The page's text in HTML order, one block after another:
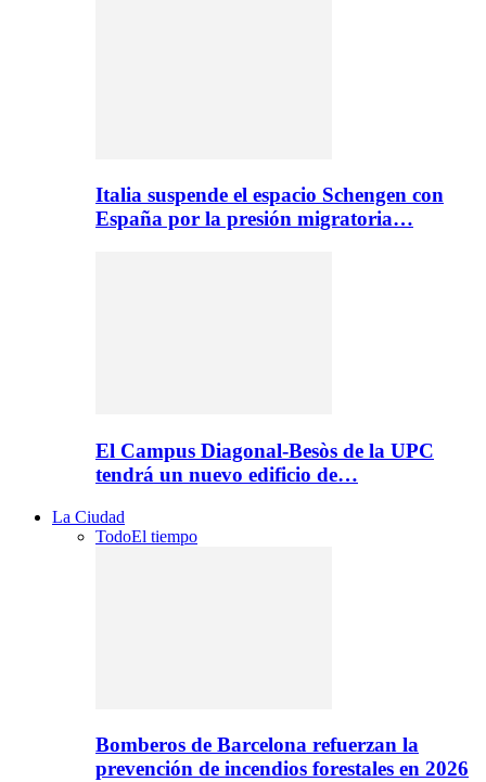
Italia suspende el espacio Schengen con
España por la presión migratoria…
El Campus Diagonal-Besòs de la UPC
tendrá un nuevo edificio de…
La Ciudad
TodoEl tiempo
Bomberos de Barcelona refuerzan la
prevención de incendios forestales en 2026